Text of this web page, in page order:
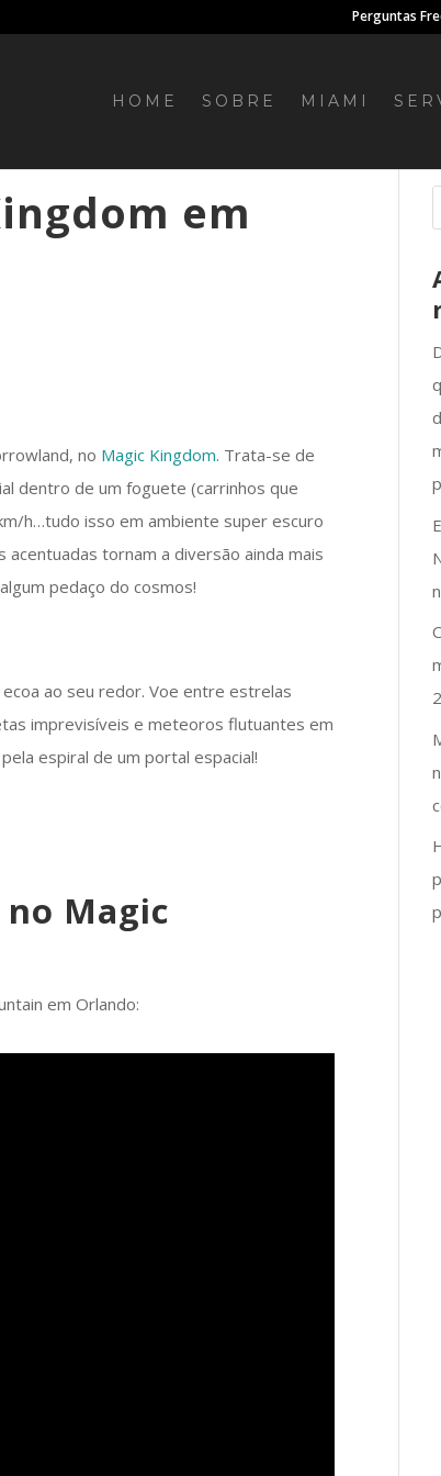
Perguntas
HOME SOBRE MIAMI
em
no Magic Kingdom. Trata-se de
dentro de um foguete (carrinhos que
h…tudo isso em ambiente super escuro
acentuadas tornam a diversão ainda mais
pedaço do cosmos!
ao seu redor. Voe entre estrelas
imprevisíveis e meteoros flutuantes em
espiral de um portal espacial!
Magic
em Orlando: